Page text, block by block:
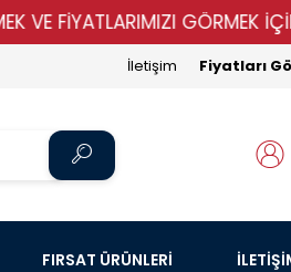
GÖRMEK İÇİN
Fiyatları
İletişim
FIRSAT ÜRÜNLERİ